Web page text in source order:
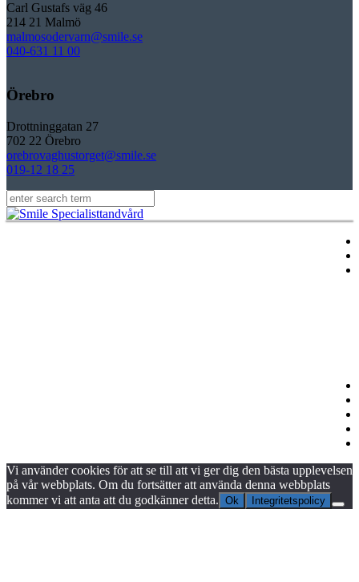
Carl Gustafs väg 46
214 21 Malmö
malmosodervarn@smile.se
040-631 11 00
Örebro
Drottninggatan 27
702 22 Örebro
orebrovaghustorget@smile.se
019-12 18 25
Vi använder cookies för att se till att vi ger dig den bästa upplevelsen
på vår webbplats. Om du fortsätter att använda denna webbplats
kommer vi att anta att du godkänner detta. Ok Integritetspolicy